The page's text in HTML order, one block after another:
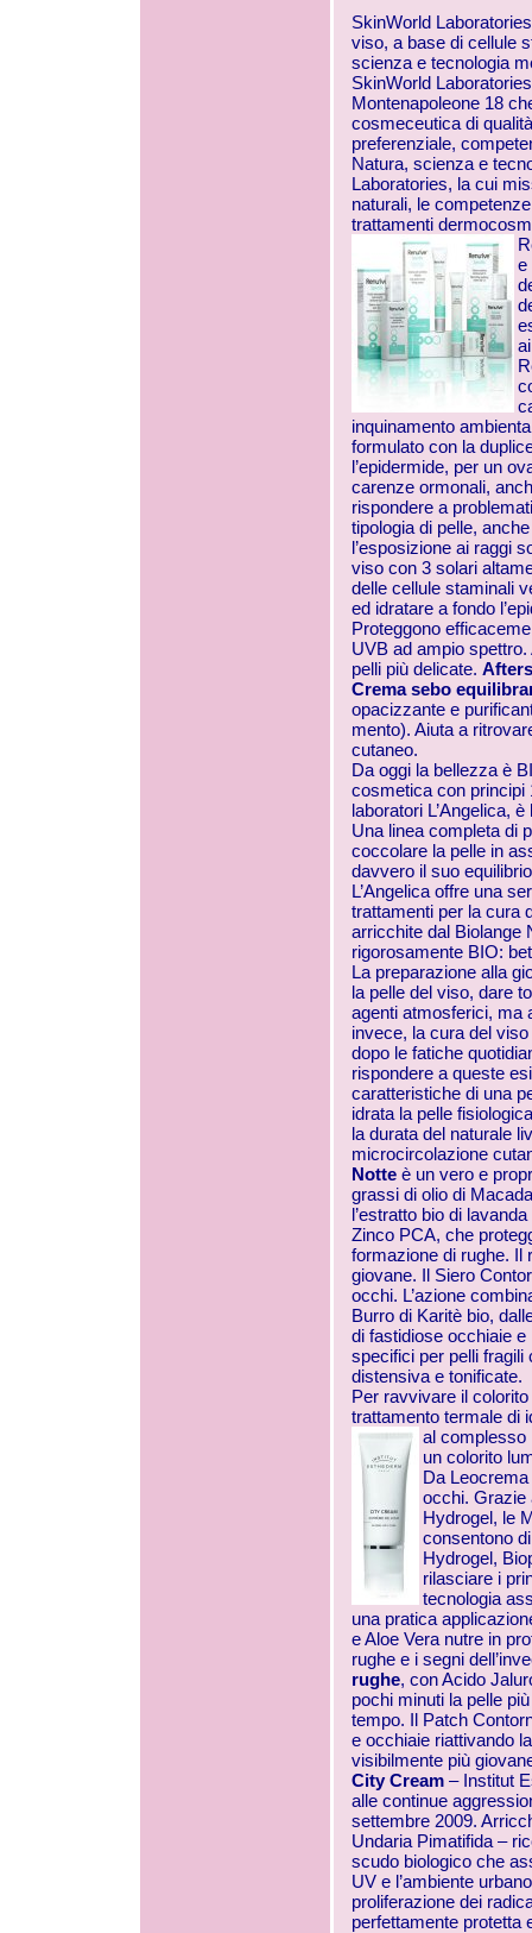
SkinWorld
viso, a base di cellule
scienza e tecnologia
SkinWorld
Montenapoleone 18
cosmeceutica di
preferenziale,
Natura, scienza e
Laboratories, la cui
naturali, le
trattamenti
e
inquinamento
formulato con la
l’epidermide, per un
carenze ormonali,
rispondere a
tipologia di pelle,
l’esposizione ai raggi
viso con 3 solari
delle cellule staminali
ed idratare a fondo
Proteggono
UVB ad ampio
pelli più delicate.
Crema sebo
opacizzante e
mento). Aiuta a
cutaneo.
Da oggi la bellezza è
cosmetica con principi
laboratori L’Angelica,
Una linea completa di
coccolare la pelle in
davvero il suo
L’Angelica offre una
trattamenti per la cura
arricchite dal Biolange
rigorosamente BIO:
La preparazione alla
la pelle del viso, dare
agenti atmosferici, ma
invece, la cura del
dopo le fatiche
rispondere a queste
caratteristiche di una
idrata la pelle
la durata del naturale
microcircolazione
Notte è un vero e
grassi di olio di
l’estratto bio di
Zinco PCA, che
formazione di rughe. Il
giovane. Il Siero
occhi. L’azione
Burro di Karitè bio,
di fastidiose occhiaie
specifici per pelli fragili
distensiva e tonificate.
Per ravvivare il
trattamento termale di
al complesso
un colorito
Da
occhi. Grazie
Hydrogel, le
consentono
Hydrogel,
rilasciare i
tecnologia
una pratica
e Aloe Vera nutre in
rughe e i segni
rughe, con Acido
pochi minuti la pelle
tempo. Il Patch
e occhiaie riattivando
visibilmente più
City Cream – Institut
alle continue
settembre 2009.
Undaria Pimatifida –
scudo biologico che
UV e l’ambiente
proliferazione dei
perfettamente protetta